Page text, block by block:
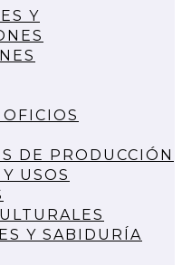
Y
DE PRODUCCIÓN
USOS
Y SABIDURÍA